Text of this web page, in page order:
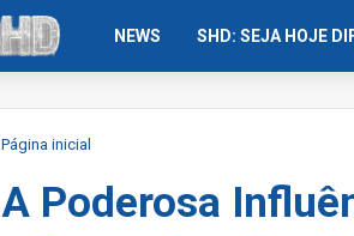
NEWS SHD: SEJA HOJE
Página inicial
A Poderosa